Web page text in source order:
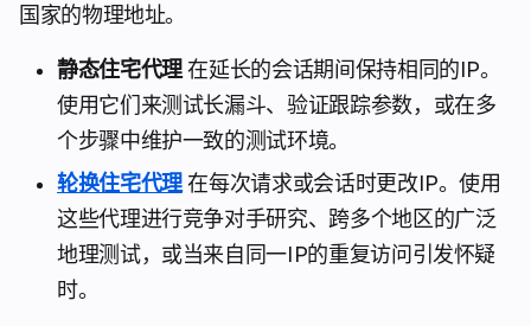
国家的物理地址。
静态住宅代理在延长的会话期间保持相同的IP。
使用它们来测试长漏斗、验证跟踪参数，或在多
个步骤中维护一致的测试环境。
轮换住宅代理在每次请求或会话时更改IP。使用
这些代理进行竞争对手研究、跨多个地区的广泛
地理测试，或当来自同一IP的重复访问引发怀疑
时。